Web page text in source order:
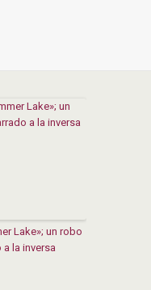
Lake»; un robo
a la inversa